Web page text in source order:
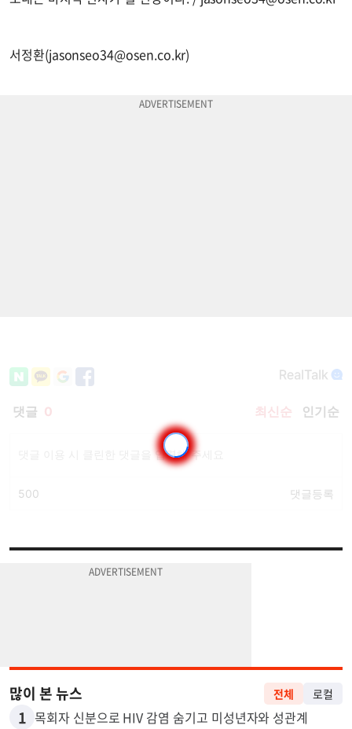
서정환(jasonseo34@osen.co.kr)
많이 본 뉴스 전체 로컬
1 목회자 신분으로 HIV 감염 숨기고 미성년자와 성관계